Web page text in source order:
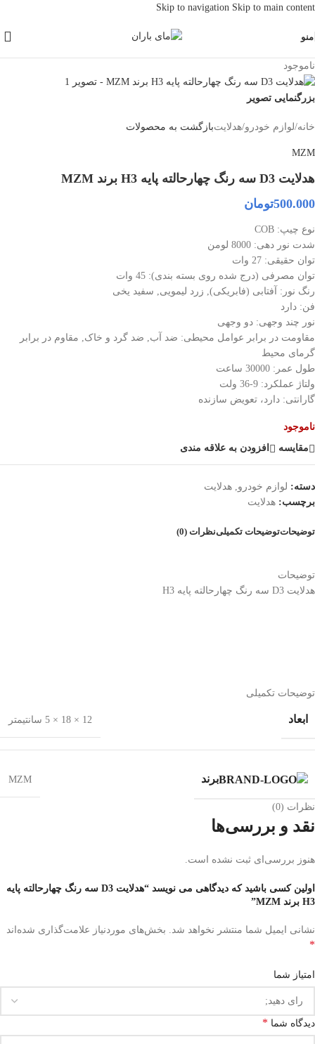
Skip to navigation Skip to main content
منو
ناموجود
بزرگنمایی تصویر
خانه/لوازم خودرو/هدلایتبازگشت به محصولات
MZM
هدلایت D3 سه رنگ چهارحالته پایه H3 برند MZM
500.000تومان
نوع چیپ: COB
شدت نور دهی: 8000 لومن
توان حقیقی: 27 وات
توان مصرفی (درج شده روی بسته بندی): 45 وات
رنگ نور: آفتابی (فابریکی), زرد لیمویی, سفید یخی
فن: دارد
نور چند وجهی: دو وجهی
مقاومت در برابر عوامل محیطی: ضد آب, ضد گرد و خاک, مقاوم در برابر
گرمای محیط
طول عمر: 30000 ساعت
ولتاژ عملکرد: 9-36 ولت
گارانتی: دارد، تعویض سازنده
ناموجود
مقایسه افزودن به علاقه مندی
دسته: لوازم خودرو هدلایت
برچسب: هدلایت
توضیحاتتوضیحات تکمیلینظرات (0)
توضیحات
هدلایت D3 سه رنگ چهارحالته پایه H3
توضیحات تکمیلی
ابعاد 12 × 18 × 5 سانتیمتر
برند MZM
نظرات (0)
نقد و بررسی‌ها
هنوز بررسی‌ای ثبت نشده است.
اولین کسی باشید که دیدگاهی می نویسد “هدلایت D3 سه رنگ چهارحالته پایه
H3 برند MZM”
نشانی ایمیل شما منتشر نخواهد شد. بخش‌های موردنیاز علامت‌گذاری شده‌اند
*
امتیاز شما
دیدگاه شما *